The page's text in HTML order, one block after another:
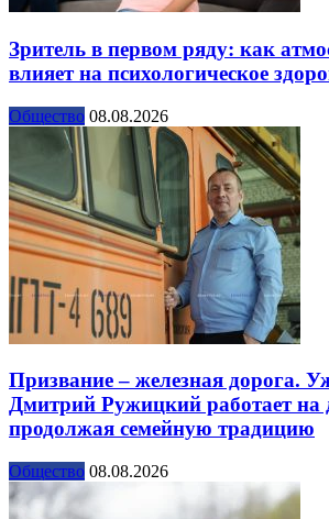
Зритель в первом ряду: как
влияет на психологическое
Общество 08.08.2026
Призвание – железная дорога.
Дмитрий Ружицкий работает на
продолжая семейную традицию
Общество 08.08.2026